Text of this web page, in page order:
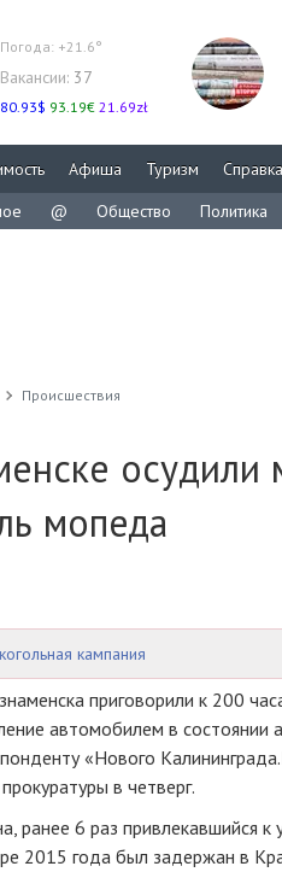
Погода: +21.6°
Вакансии: 37
80.93$ 93.19€ 21.69zł
Афиша Туризм Справка
@ Общество Политика
Проиcшествия
мопеда
кампания
приговорили к 200
автомобилем в состоянии
«Нового
в четверг.
ранее 6 раз привлекавшийся к
2015 года был задержан в